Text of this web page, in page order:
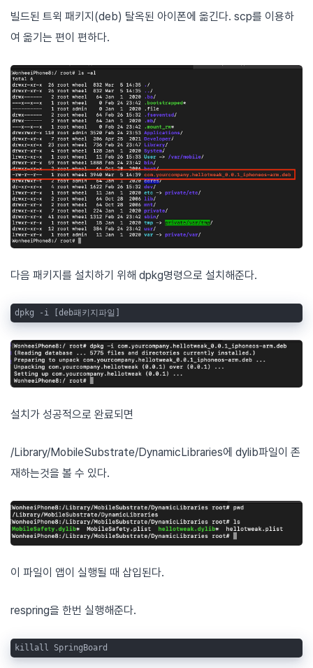
빌드된 트윅 패키지(deb) 탈옥된 아이폰에 옮긴다. scp를 이용하
여 옮기는 편이 편하다.
다음 패키지를 설치하기 위해 dpkg명령으로 설치해준다.
dpkg -i [deb패키지파일]
설치가 성공적으로 완료되면
/Library/MobileSubstrate/DynamicLibraries에 dylib파일이 존
재하는것을 볼 수 있다.
이 파일이 앱이 실행될 때 삽입된다.
respring을 한번 실행해준다.
killall SpringBoard